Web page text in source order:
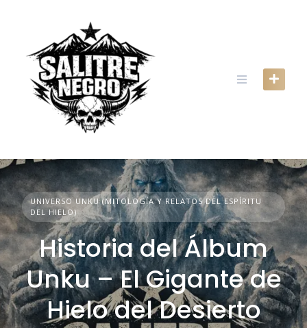
UNIVERSO UNKU (MITOLOGÍA Y RELATOS DEL ESPÍRITU
DEL HIELO)
Historia del Álbum
Unku – El Gigante de
Hielo del Desierto